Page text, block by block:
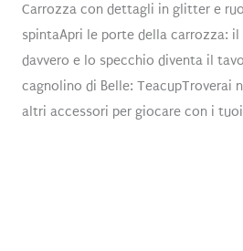
Carrozza con dettagli in glitter e
spintaApri le porte della carrozza:
davvero e lo specchio diventa il
cagnolino di Belle: TeacupTroverai
altri accessori per giocare con i tuoi